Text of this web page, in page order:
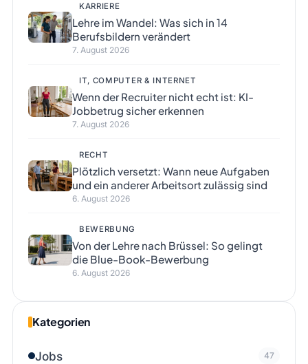
KARRIERE
Lehre im Wandel: Was sich in 14
Berufsbildern verändert
7. August 2026
IT, COMPUTER & INTERNET
Wenn der Recruiter nicht echt ist: KI-
Jobbetrug sicher erkennen
7. August 2026
RECHT
Plötzlich versetzt: Wann neue Aufgaben
und ein anderer Arbeitsort zulässig sind
6. August 2026
BEWERBUNG
Von der Lehre nach Brüssel: So gelingt
die Blue-Book-Bewerbung
6. August 2026
Kategorien
Jobs 47